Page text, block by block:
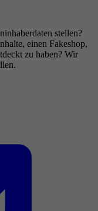
stellen?
einen Fakeshop,
zu haben? Wir